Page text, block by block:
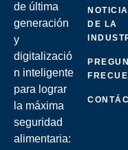
de última
generación
y
digitalizació
n inteligente
para lograr
la máxima
seguridad
alimentaria:
DE LA